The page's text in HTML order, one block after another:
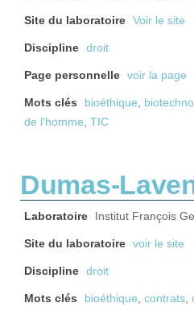
Site du laboratoire Voir le site
Discipline droit
Page personnelle voir la page
Mots clés bioéthique,
de l'homme, TIC
Dumas-
Laboratoire Institut François
Site du laboratoire voir le site
Discipline droit
Mots clés bioéthique, contrats,